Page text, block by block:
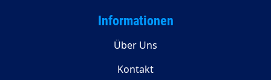
Informationen
Über Uns
Kontakt